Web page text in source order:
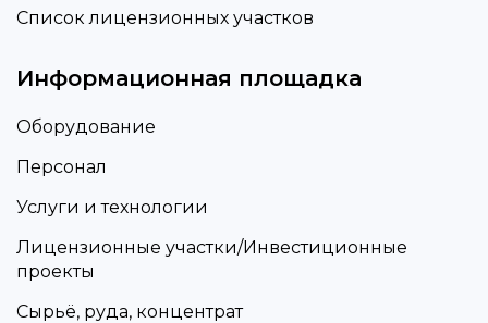
Список лицензионных участков
Информационная площадка
Оборудование
Персонал
Услуги и технологии
Лицензионные участки/Инвестиционные
проекты
Сырьё, руда, концентрат